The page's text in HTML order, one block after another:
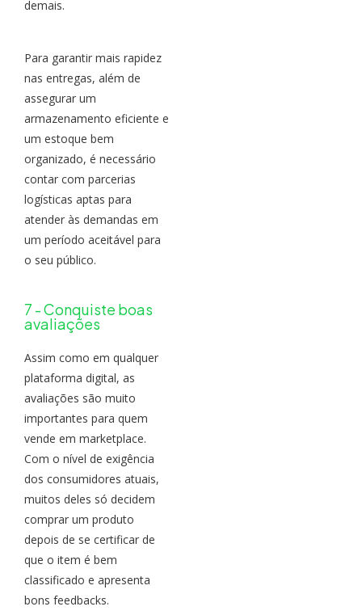
demais.
Para garantir mais rapidez
nas entregas, além de
assegurar um
armazenamento eficiente e
um estoque bem
organizado, é necessário
contar com parcerias
logísticas aptas para
atender às demandas em
um período aceitável para
o seu público.
7 - Conquiste boas
avaliações
Assim como em qualquer
plataforma digital, as
avaliações são muito
importantes para quem
vende em marketplace.
Com o nível de exigência
dos consumidores atuais,
muitos deles só decidem
comprar um produto
depois de se certificar de
que o item é bem
classificado e apresenta
bons feedbacks.